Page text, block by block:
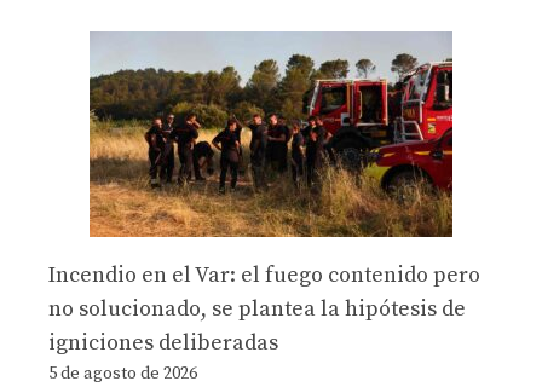
Incendio en el Var: el fuego contenido pero
no solucionado, se plantea la hipótesis de
igniciones deliberadas
5 de agosto de 2026